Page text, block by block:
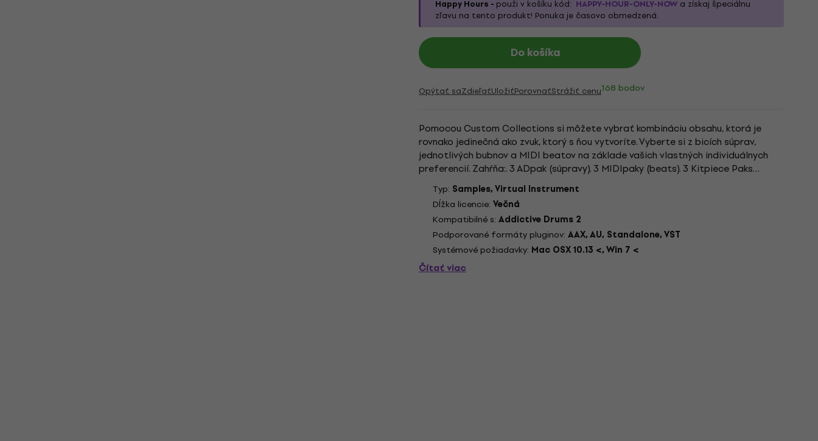
Happy Hours - použi v košíku kód: HAPPY-HOUR-ONLY-NOW a získaj špeciálnu
zľavu na tento produkt! Ponuka je časovo obmedzená.
Do košíka
Opýtať saZdieľaťUložiťPorovnaťStrážiť cenu168 bodov
Pomocou Custom Collections si môžete vybrať kombináciu obsahu, ktorá je
rovnako jedinečná ako zvuk, ktorý s ňou vytvoríte. Vyberte si z bicích súprav,
jednotlivých bubnov a MIDI beatov na základe vašich vlastných individuálnych
preferencií. Zahŕňa:. 3 ADpak (súpravy). 3 MIDIpaky (beats). 3 Kitpiece Paks
(jednotlivé bubny). Obsahuje Addictive...
Typ: Samples, Virtual Instrument
Dĺžka licencie: Večná
Kompatibilné s: Addictive Drums 2
Podporované formáty pluginov: AAX, AU, Standalone, VST
Systémové požiadavky: Mac OSX 10.13 <, Win 7 <
Čítať viac